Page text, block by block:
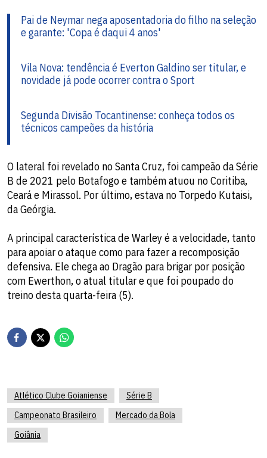
Pai de Neymar nega aposentadoria do filho na seleção
e garante: 'Copa é daqui 4 anos'
Vila Nova: tendência é Everton Galdino ser titular, e
novidade já pode ocorrer contra o Sport
Segunda Divisão Tocantinense: conheça todos os
técnicos campeões da história
O lateral foi revelado no Santa Cruz, foi campeão da Série
B de 2021 pelo Botafogo e também atuou no Coritiba,
Ceará e Mirassol. Por último, estava no Torpedo Kutaisi,
da Geórgia.
A principal característica de Warley é a velocidade, tanto
para apoiar o ataque como para fazer a recomposição
defensiva. Ele chega ao Dragão para brigar por posição
com Ewerthon, o atual titular e que foi poupado do
treino desta quarta-feira (5).
Atlético Clube Goianiense
Série B
Campeonato Brasileiro
Mercado da Bola
Goiânia